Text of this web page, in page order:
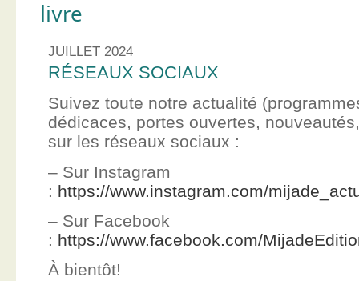
livre
JUILLET 2024
RÉSEAUX SOCIAUX
Suivez toute notre actualité
dédicaces, portes ouvertes,
sur les réseaux sociaux :
– Sur Instagram
: https://www.instagram.com/
– Sur Facebook
: https://www.facebook.com/
À bientôt!